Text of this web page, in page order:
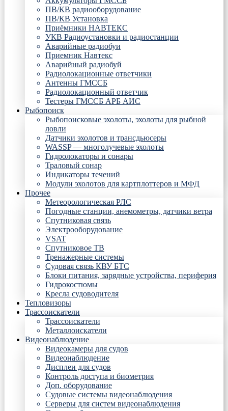
ПВ/КВ радиооборудование
ПВ/КВ Установка
Приёмники НАВТЕКС
УКВ Радиоустановки и радиостанции
Аварийные радиобуи
Приемник Навтекс
Аварийный радиобуй
Радиолокационные ответчики
Антенны ГМССБ
Радиолокационный ответчик
Тестеры ГМССБ АРБ АИС
Рыбопоиск
Рыбопоисковые эхолоты, эхолоты для рыбной
ловли
Датчики эхолотов и трансдьюсеры
WASSP — многолучевые эхолоты
Гидролокаторы и сонары
Траловый сонар
Индикаторы течений
Модули эхолотов для картплоттеров и МФД
Прочее
Метеорологическая РЛС
Погодные станции, анемометры, датчики ветра
Спутниковая связь
Электрооборудование
VSAT
Спутниковое ТВ
Тренажерные системы
Судовая связь КВУ БТС
Блоки питания, зарядные устройства, периферия
Гидрокостюмы
Кресла судоводителя
Тепловизоры
Трассоискатели
Трассоискатели
Металлоискатели
Видеонаблюдение
Видеокамеры для судов
Видеонаблюдение
Дисплеи для судов
Контроль доступа и биометрия
Доп. оборудование
Судовые системы видеонаблюдения
Серверы для систем видеонаблюдения